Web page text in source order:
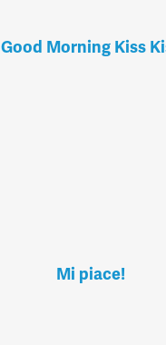
Good Morning Kiss
Mi piace!